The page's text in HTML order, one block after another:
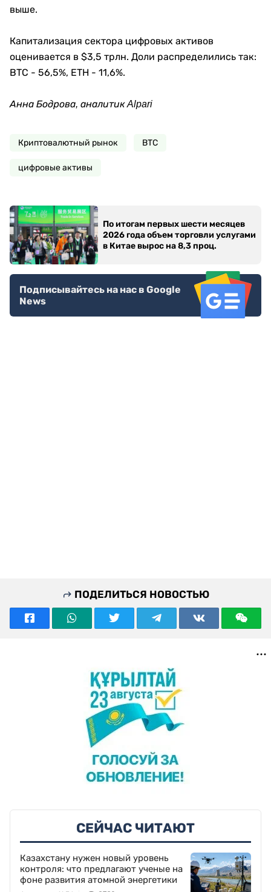
выше.
Капитализация сектора цифровых активов
оценивается в $3,5 трлн. Доли распределились так:
BTC - 56,5%, ETH - 11,6%.
Анна Бодрова, аналитик Alpari
Криптовалютный рынок ВТС
цифровые активы
По итогам первых шести месяцев
2026 года объем торговли услугами
в Китае вырос на 8,3 проц.
Подписывайтесь на нас в Google
News
ПОДЕЛИТЬСЯ НОВОСТЬЮ
СЕЙЧАС ЧИТАЮТ
Казахстану нужен новый уровень
контроля: что предлагают ученые на
фоне развития атомной энергетики